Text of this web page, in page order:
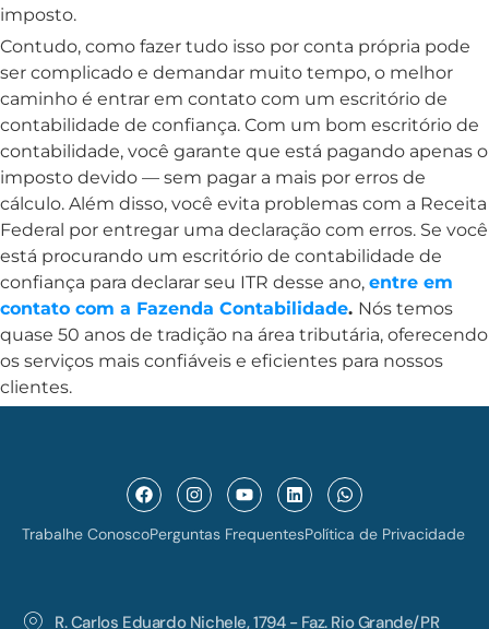
imposto.
Contudo, como fazer tudo isso por conta própria pode
ser complicado e demandar muito tempo, o melhor
caminho é entrar em contato com um escritório de
contabilidade de confiança. Com um bom escritório de
contabilidade, você garante que está pagando apenas o
imposto devido — sem pagar a mais por erros de
cálculo. Além disso, você evita problemas com a Receita
Federal por entregar uma declaração com erros. Se você
está procurando um escritório de contabilidade de
confiança para declarar seu ITR desse ano, entre em
contato com a Fazenda Contabilidade. Nós temos
quase 50 anos de tradição na área tributária, oferecendo
os serviços mais confiáveis e eficientes para nossos
clientes.
Trabalhe ConoscoPerguntas FrequentesPolítica de Privacidade
R. Carlos Eduardo Nichele, 1794 - Faz. Rio Grande/PR